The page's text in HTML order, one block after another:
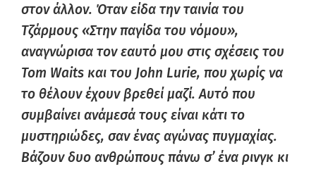
στον άλλον. Όταν είδα την ταινία του
Τζάρμους «Στην παγίδα του νόμου»,
αναγνώρισα τον εαυτό μου στις σχέσεις του
Tom Waits και του John Lurie, που χωρίς να
το θέλουν έχουν βρεθεί μαζί. Αυτό που
συμβαίνει ανάμεσά τους είναι κάτι το
μυστηριώδες, σαν ένας αγώνας πυγμαχίας.
Βάζουν δυο ανθρώπους πάνω σ’ ένα ρινγκ κι